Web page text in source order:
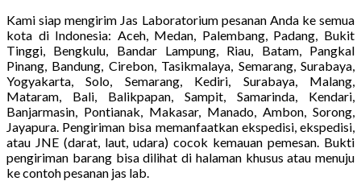
Kami siap mengirim Jas Laboratorium pesanan Anda ke semua
kota di Indonesia: Aceh, Medan, Palembang, Padang, Bukit
Tinggi, Bengkulu, Bandar Lampung, Riau, Batam, Pangkal
Pinang, Bandung, Cirebon, Tasikmalaya, Semarang, Surabaya,
Yogyakarta, Solo, Semarang, Kediri, Surabaya, Malang,
Mataram, Bali, Balikpapan, Sampit, Samarinda, Kendari,
Banjarmasin, Pontianak, Makasar, Manado, Ambon, Sorong,
Jayapura. Pengiriman bisa memanfaatkan ekspedisi, ekspedisi,
atau JNE (darat, laut, udara) cocok kemauan pemesan. Bukti
pengiriman barang bisa dilihat di halaman khusus atau menuju
ke contoh pesanan jas lab.